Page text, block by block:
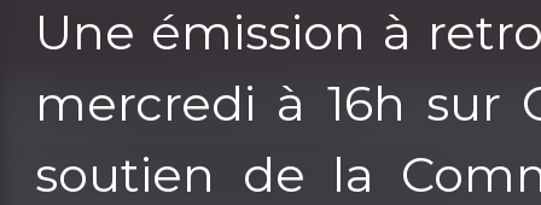
Une émission à
mercredi à 16h sur
soutien de la